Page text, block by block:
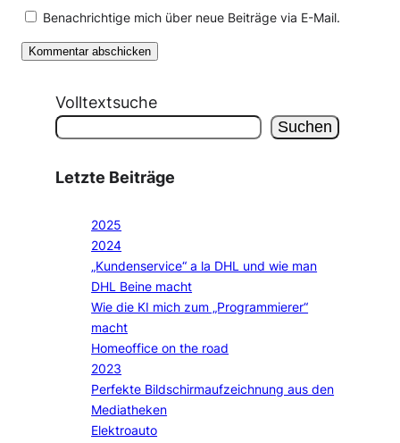
Benachrichtige mich über neue Beiträge via E-Mail.
Volltextsuche
Suchen
Letzte Beiträge
2025
2024
„Kundenservice“ a la DHL und wie man
DHL Beine macht
Wie die KI mich zum „Programmierer“
macht
Homeoffice on the road
2023
Perfekte Bildschirmaufzeichnung aus den
Mediatheken
Elektroauto